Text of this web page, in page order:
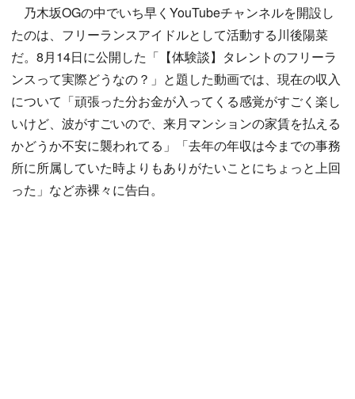
乃木坂OGの中でいち早くYouTubeチャンネルを開設し
たのは、フリーランスアイドルとして活動する川後陽菜
だ。8月14日に公開した「【体験談】タレントのフリーラ
ンスって実際どうなの？」と題した動画では、現在の収入
について「頑張った分お金が入ってくる感覚がすごく楽し
いけど、波がすごいので、来月マンションの家賃を払える
かどうか不安に襲われてる」「去年の年収は今までの事務
所に所属していた時よりもありがたいことにちょっと上回
った」など赤裸々に告白。